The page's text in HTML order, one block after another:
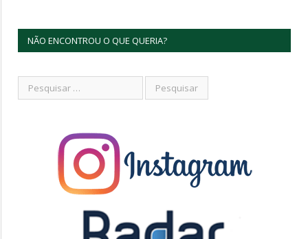
NÃO ENCONTROU O QUE QUERIA?